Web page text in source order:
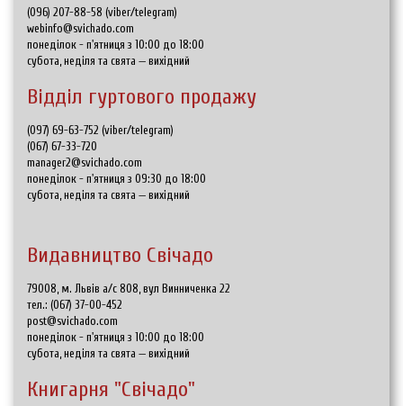
(096) 207-88-58 (viber/telegram)
webinfo@svichado.com
понеділок - п'ятниця з 10:00 до 18:00
субота, неділя та свята — вихідний
Відділ гуртового продажу
(097) 69-63-752 (viber/telegram)
(067) 67-33-720
manager2@svichado.com
понеділок - п'ятниця з 09:30 до 18:00
субота, неділя та свята — вихідний
Видавництво Свічадо
79008, м. Львів а/с 808, вул Винниченка 22
тел.: (067) 37-00-452
post@svichado.com
понеділок - п'ятниця з 10:00 до 18:00
субота, неділя та свята — вихідний
Книгарня "Свічадо"